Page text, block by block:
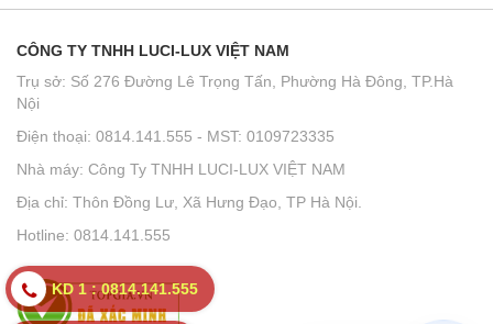
CÔNG TY TNHH LUCI-LUX VIỆT NAM
Trụ sở: Số 276 Đường Lê Trọng Tấn, Phường Hà Đông, TP.Hà
Nội
Điện thoại: 0814.141.555 - MST: 0109723335
Nhà máy: Công Ty TNHH LUCI-LUX VIỆT NAM
Địa chỉ: Thôn Đồng Lư, Xã Hưng Đạo, TP Hà Nội.
Hotline: 0814.141.555
KD 1 : 0814.141.555